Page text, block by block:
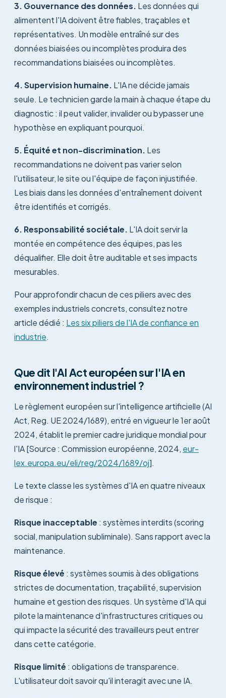
3. Gouvernance des données. Les données qui
alimentent l'IA doivent être fiables, traçables et
représentatives. Un modèle entraîné sur des
données biaisées ou incomplètes produira des
recommandations biaisées ou incomplètes.
4. Supervision humaine. L'IA ne décide jamais
seule. Le technicien garde la main à chaque étape du
diagnostic : il peut valider, invalider ou bypasser une
hypothèse en expliquant pourquoi.
5. Équité et non-discrimination. Les
recommandations ne doivent pas varier selon
l'utilisateur, le site ou l'équipe de façon injustifiée.
Les biais dans les données d'entraînement doivent
être identifiés et corrigés.
6. Responsabilité sociétale. L'IA doit servir la
montée en compétence des équipes, pas les
déqualifier. Elle doit être auditable et ses impacts
mesurables.
Pour approfondir chacun de ces piliers avec des
exemples industriels concrets, consultez notre
article dédié : Les six piliers de l'IA de confiance en
industrie.
Que dit l'AI Act européen sur l'IA en
environnement industriel ?
Le règlement européen sur l'intelligence artificielle (AI
Act, Reg. UE 2024/1689), entré en vigueur le 1er août
2024, établit le premier cadre juridique mondial pour
l'IA [Source : Commission européenne, 2024, eur-
lex.europa.eu/eli/reg/2024/1689/oj].
Le texte classe les systèmes d'IA en quatre niveaux
de risque :
Risque inacceptable : systèmes interdits (scoring
social, manipulation subliminale). Sans rapport avec la
maintenance.
Risque élevé : systèmes soumis à des obligations
strictes de documentation, traçabilité, supervision
humaine et gestion des risques. Un système d'IA qui
pilote la maintenance d'infrastructures critiques ou
qui impacte la sécurité des travailleurs peut entrer
dans cette catégorie.
Risque limité : obligations de transparence.
L'utilisateur doit savoir qu'il interagit avec une IA.